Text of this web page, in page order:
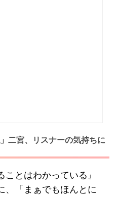
二宮、リスナーの気持ちに
とはわかっている』
、「まぁでもほんとに